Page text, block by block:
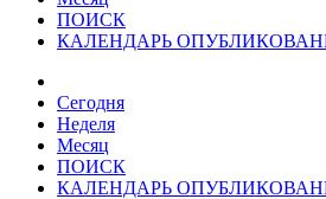
ПОИСК
КАЛЕНДАРЬ
Сегодня
Неделя
Месяц
ПОИСК
КАЛЕНДАРЬ